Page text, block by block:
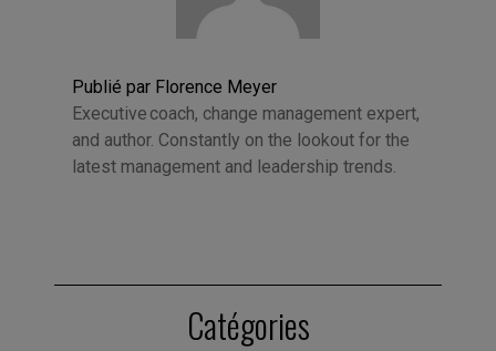
Publié par Florence Meyer
Executive coach, change management expert,
and author. Constantly on the lookout for the
latest management and leadership trends.
Catégories